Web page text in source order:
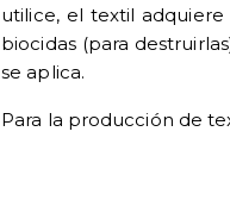
utilice, el textil
biocidas (para
se aplica.
Para la producción de